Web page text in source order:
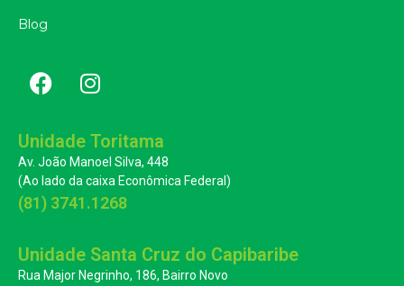
Blog
Unidade Toritama
Av. João Manoel Silva, 448
(Ao lado da caixa Econômica Federal)
(81) 3741.1268
Unidade Santa Cruz do Capibaribe
Rua Major Negrinho, 186, Bairro Novo